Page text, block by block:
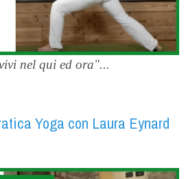
nel qui ed ora"...
Yoga con Laura Eynard